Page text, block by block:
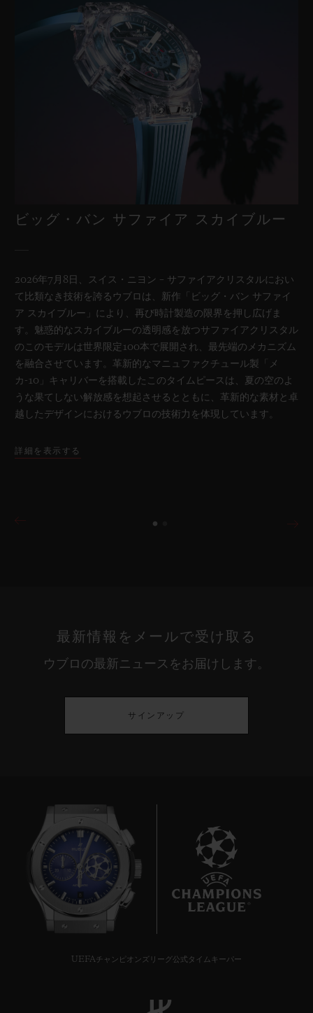
ビッグ・バン
リローデッド ブルーセラミッ
ク 44 MM
ビッグ・バン サファイア スカイブルー
2026年7月8日、スイス・ニヨン – サファイアクリスタルにおい
て比類なき技術を誇るウブロは、新作「ビッグ・バン サファイ
ア スカイブルー」により、再び時計製造の限界を押し広げま
す。魅惑的なスカイブルーの透明感を放つサファイアクリスタル
のこのモデルは世界限定100本で展開され、最先端のメカニズム
を融合させています。革新的なマニュファクチュール製「メ
カ-10」キャリバーを搭載したこのタイムピースは、夏の空のよ
うな果てしない解放感を想起させるとともに、革新的な素材と卓
越したデザインにおけるウブロの技術力を体現しています。
詳細を表示する
最新情報をメールで受け取る
ウブロの最新ニュースをお届けします。
サインアップ
UEFAチャンピオンズリーグ公式タイムキーパー